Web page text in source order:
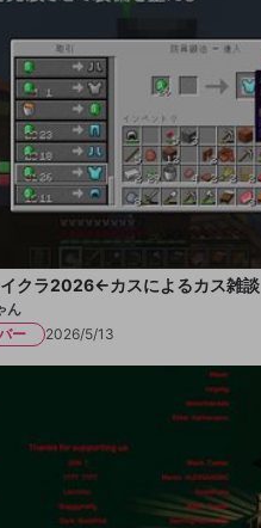
クラ2026←カスによるカス雑談
ん
ー
2026/5/13